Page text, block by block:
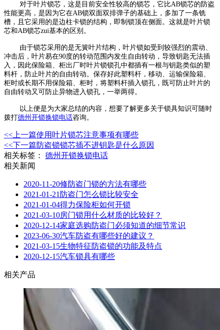
对于叶片锁芯，这是目前安全性较高的锁芯，它比AB锁芯的防盗
性能更高，是因为它在AB锁双面双排弹子的基础上，多加了一条铣
槽，且它采用的是边柱卡锁的结构，即制锁顶在侧面。这就是叶片锁
芯和AB锁芯zui基本的区别。
由于锁芯采用的是无簧叶片结构，叶片锁如受到较强烈的震动、
冲击后，叶片易在90度的转动范围内发生自由转动，导致钥匙无法插
入，因此保险箱、柜出厂时叶片锁锁孔中都插有一根与钥匙类似的塑
料杆，防止叶片的自由转动。保存好此塑料杆，移动、运输保险箱、
柜时或长期不用保险箱、柜时，将塑料杆插入锁孔，既可防止叶片的
自由转动又可防止异物进入锁孔，一举两得。
以上便是为大家总结的内容，想要了解更多关于锁具知识可随时
拨打德州开锁换锁电话咨询。
<<上一篇使用叶片锁芯注意事项有哪些
<<下一篇防盗锁锁芯插不进钥匙是什么原因
相关标签： 德州开锁换锁电话
相关新闻
2020-11-20修防盗门锁的方法有哪些
2021-01-21 防盗门怎么锁比较安全
2021-01-04得力保险柜如何开锁
2021-03-10房门锁用什么材质的比较好？
2020-12-14家庭选购防盗门必须知道的细节常识
2023-06-30汽车防盗有哪些好的建议？
2021-03-15生物特征防盗锁的功能及特点
2020-12-15汽车锁具有哪些
相关产品